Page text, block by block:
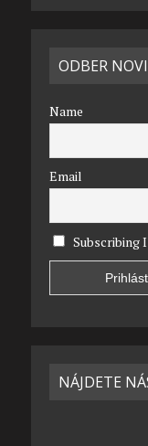
ODBER
Name
Email
Subscribing
NÁJDETE